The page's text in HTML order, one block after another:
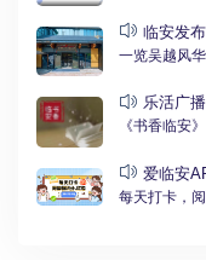
临安发布
一览吴越风
乐活广播
《书香临安
爱临安
每天打卡，